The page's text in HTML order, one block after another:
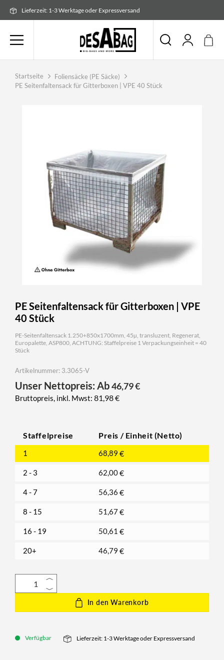
Inhalt
Lieferzeit: 1-3 Werktage oder Expressversand
Startseite
Foliensäcke (PE Säcke)
PE Seitenfaltensack für Gitterboxen | VPE 40 Stück
PE Seitenfaltensack für Gitterboxen | VPE
40 Stück
PE-Seitenfaltensack 1.250+850x1700mm, 45µ, transluzent, Regenerat,
Europalette, ASP800, ACHTUNG: Staffelpreise 1 Verpackungseinheit = 40
Stück
Artikelnummer: 3.3065-V
Unser Nettopreis: Ab46,79€
Bruttopreis, inkl. Mwst: 81,98€
Staffelpreise Preis / Einheit (Netto)
1 68,89 €
2 - 3 62,00€
4 - 7 56,36 €
8 - 15 51,67€
16 - 19 50,61 €
20+ 46,79 €
In den Warenkorb
Verfügbar Lieferzeit: 1-3 Werktage oder Expressversand